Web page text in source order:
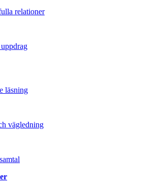
relationer
läsning
vägledning